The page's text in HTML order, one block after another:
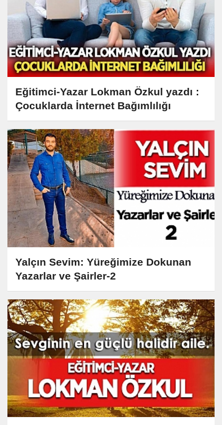
Eğitimci-Yazar Lokman Özkul yazdı :
Çocuklarda İnternet Bağımlılığı
Yalçın Sevim: Yüreğimize Dokunan
Yazarlar ve Şairler-2